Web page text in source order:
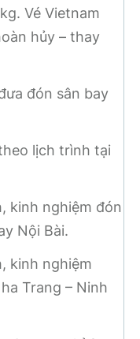
Vé Vietnam
hủy – thay
đón sân bay
lịch trình tại
kinh nghiệm đón
Nội Bài.
kinh nghiệm
Trang – Ninh